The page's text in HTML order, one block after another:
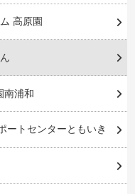
高原園
浦和
トセンターともいき